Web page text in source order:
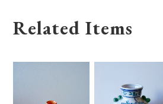
Related Items